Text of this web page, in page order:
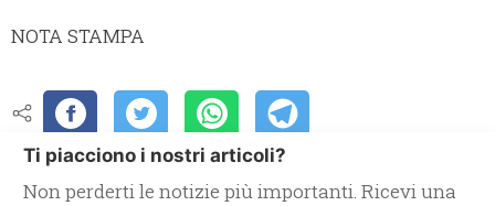
NOTA STAMPA
Ti piacciono i nostri articoli?
Non perderti le notizie più importanti. Ricevi una